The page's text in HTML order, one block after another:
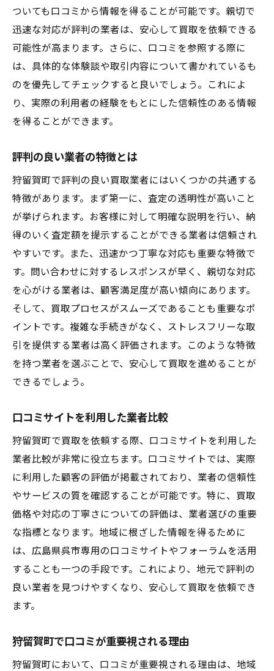
ついても口コミから情報を得ることが可能です。親切で
迅速な対応が評判の業者は、安心して買取を依頼できる
可能性が高まります。さらに、口コミを参照する際に
は、具体的な体験談や取引内容について書かれているも
のを優先してチェックすると良いでしょう。これによ
り、実際の利用者の経験をもとにした信頼性のある情報
を得ることができます。
評判の良い業者の特徴とは
狩留賀町で評判の良い買取業者にはいくつかの共通する
特徴があります。まず第一に、査定の透明性が高いこと
が挙げられます。お客様に対して明確な説明を行い、納
得のいく査定額を提示することができる業者は信頼され
やすいです。また、迅速かつ丁寧な対応も重要な特徴で
す。問い合わせに対するレスポンスが早く、親切な対応
を心がける業者は、顧客満足度が高い傾向にあります。
そして、買取プロセスがスムーズであることも重要なポ
イントです。複雑な手続きがなく、ストレスフリーな取
引を提供する業者は高く評価されます。このような特徴
を持つ業者を選ぶことで、安心して買取を進めることが
できるでしょう。
口コミサイトを利用した業者比較
狩留賀町で買取を依頼する際、口コミサイトを利用した
業者比較が非常に役立ちます。口コミサイトでは、実際
に利用した顧客の評価が掲載されており、業者の信頼性
やサービスの質を確認することが可能です。特に、買取
価格や対応の丁寧さについての評価は、業者選びの重要
な指標となります。地域に根ざした情報を得るために
は、広島県呉市専用の口コミサイトやフォーラムを活用
することも一つの手段です。これにより、地元で評判の
良い業者を見つけやすくなり、安心して買取を依頼でき
ます。
狩留賀町で口コミが重要視される理由
狩留賀町において、口コミが重要視される理由は、地域